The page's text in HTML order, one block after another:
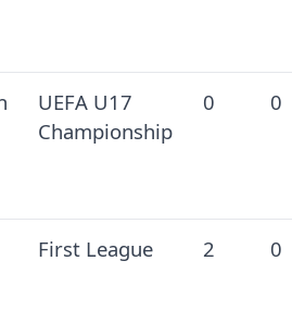
UEFA U17
Championship
0 0
First League 2 0